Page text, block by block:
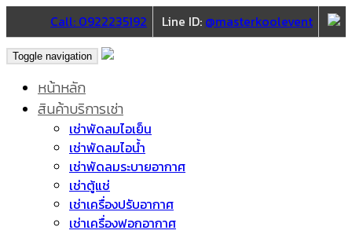
Call: 0922235192 Line ID: @masterkoolevent
Toggle navigation
หน้าหลัก
สินค้าบริการเช่า
เช่าพัดลมไอเย็น
เช่าพัดลมไอน้ำ
เช่าพัดลมระบายอากาศ
เช่าตู้แช่
เช่าเครื่องปรับอากาศ
เช่าเครื่องฟอกอากาศ